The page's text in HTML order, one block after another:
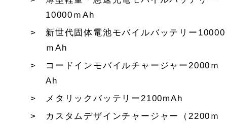
10000ｍAh
新世代固体電池モバイルバッテリー10000
ｍAh
コードインモバイルチャージャー2000ｍ
Ah
メタリックバッテリー2100mAh
カスタムデザインチャージャー（2200ｍ